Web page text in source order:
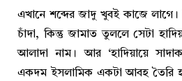
এখানে শব্দের জাদু খুবই কাজে
চাঁদা, কিন্তু জামাত তুললে সেটা
আলাদা নাম। আর ‘হাদিয়ায়ে
একদম ইসলামিক একটা আবহ তৈরি